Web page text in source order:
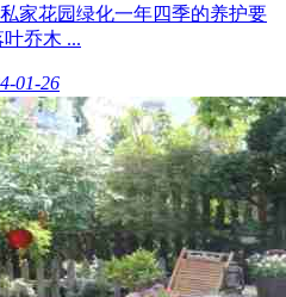
家花园绿化一年四季的养护要
乔木 ...
01-26